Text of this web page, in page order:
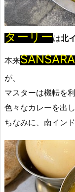
ターリーは北
本来SANSARA
が、
マスターは機転を
色々なカレーを出
ちなみに、南イン